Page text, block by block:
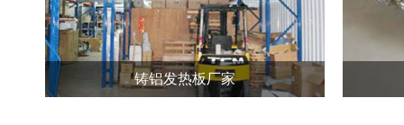
铸铝发热板厂家